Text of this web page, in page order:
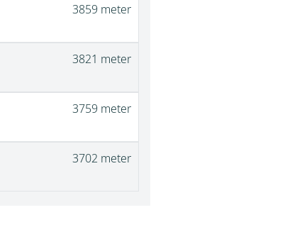
3859 meter
3821 meter
3759 meter
3702 meter